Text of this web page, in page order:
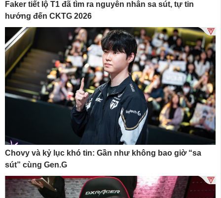
Faker tiết lộ T1 đã tìm ra nguyên nhân sa sút, tự tin
hướng đến CKTG 2026
Chovy và kỷ lục khó tin: Gần như không bao giờ “sa
sút” cùng Gen.G